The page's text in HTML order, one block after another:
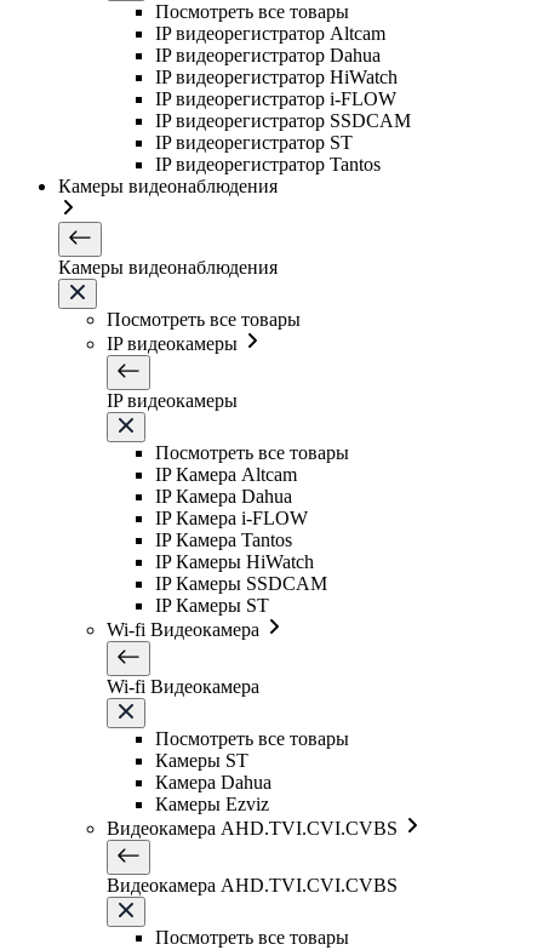
Посмотреть все товары
IP видеорегистратор Altcam
IP видеорегистратор Dahua
IP видеорегистратор HiWatch
IP видеорегистратор i-FLOW
IP видеорегистратор SSDCAM
IP видеорегистратор ST
IP видеорегистратор Tantos
Камеры видеонаблюдения
Камеры видеонаблюдения
Посмотреть все товары
IP видеокамеры
IP видеокамеры
Посмотреть все товары
IP Камера Altcam
IP Камера Dahua
IP Камера i-FLOW
IP Камера Tantos
IP Камеры HiWatch
IP Камеры SSDCAM
IP Камеры ST
Wi-fi Видеокамера
Wi-fi Видеокамера
Посмотреть все товары
Камеры ST
Камера Dahua
Камеры Ezviz
Видеокамера AHD.TVI.CVI.CVBS
Видеокамера AHD.TVI.CVI.CVBS
Посмотреть все товары